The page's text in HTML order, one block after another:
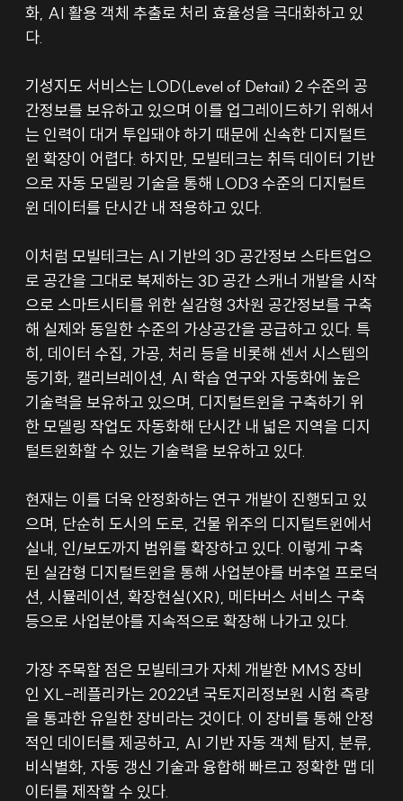
화, AI 활용 객체 추출로 처리 효율성을 극대화하고 있
다.
기성지도 서비스는 LOD(Level of Detail) 2 수준의 공
간정보를 보유하고 있으며 이를 업그레이드하기 위해서
는 인력이 대거 투입돼야 하기 때문에 신속한 디지털트
윈 확장이 어렵다. 하지만, 모빌테크는 취득 데이터 기반
으로 자동 모델링 기술을 통해 LOD3 수준의 디지털트
윈 데이터를 단시간 내 적용하고 있다.
이처럼 모빌테크는 AI 기반의 3D 공간정보 스타트업으
로 공간을 그대로 복제하는 3D 공간 스캐너 개발을 시작
으로 스마트시티를 위한 실감형 3차원 공간정보를 구축
해 실제와 동일한 수준의 가상공간을 공급하고 있다. 특
히, 데이터 수집, 가공, 처리 등을 비롯해 센서 시스템의
동기화, 캘리브레이션, AI 학습 연구와 자동화에 높은
기술력을 보유하고 있으며, 디지털트윈을 구축하기 위
한 모델링 작업도 자동화해 단시간 내 넓은 지역을 디지
털트윈화할 수 있는 기술력을 보유하고 있다.
현재는 이를 더욱 안정화하는 연구 개발이 진행되고 있
으며, 단순히 도시의 도로, 건물 위주의 디지털트윈에서
실내, 인/보도까지 범위를 확장하고 있다. 이렇게 구축
된 실감형 디지털트윈을 통해 사업분야를 버추얼 프로덕
션, 시뮬레이션, 확장현실(XR), 메타버스 서비스 구축
등으로 사업분야를 지속적으로 확장해 나가고 있다.
가장 주목할 점은 모빌테크가 자체 개발한 MMS 장비
인 XL-레플리카는 2022년 국토지리정보원 시험 측량
을 통과한 유일한 장비라는 것이다. 이 장비를 통해 안정
적인 데이터를 제공하고, AI 기반 자동 객체 탐지, 분류,
비식별화, 자동 갱신 기술과 융합해 빠르고 정확한 맵 데
이터를 제작할 수 있다.